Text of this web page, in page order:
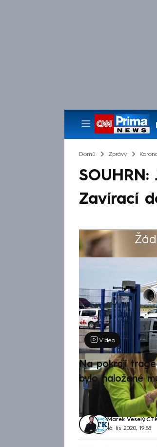
Domů Zprávy
Zavírací
Výběr
Video
Na pokraji
bylo naložené
Marek Veselý,
16. lis 2020, 19:58